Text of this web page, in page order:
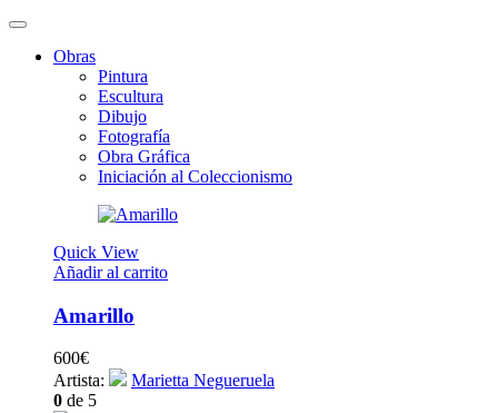
Obras
Pintura
Escultura
Dibujo
Fotografía
Obra Gráfica
Iniciación al Coleccionismo
Quick View
Añadir al carrito
Amarillo
600€
Artista:
Marietta Negueruela
0 de 5